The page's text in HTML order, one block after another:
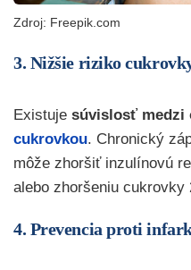
Zdroj: Freepik.com
3. Nižšie riziko
Existuje súvislosť medzi
cukrovkou. Chronický
môže zhoršiť inzulínovú
alebo zhoršeniu cukrovky
4. Prevencia proti